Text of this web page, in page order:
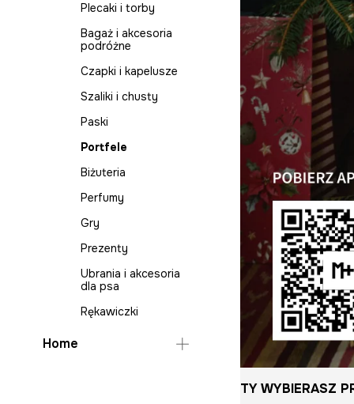
Swetry
T-shirty
Sukienki na wesele
Komplety
Bagaż i akcesoria
podróżne
Czapki i kapelusze
Szaliki i chusty
Perfumy
Rękawiczki
Ubrania i akcesoria
dla psa
Prezenty
Koszule
Kurtki i płaszcze
Plecaki i torby
Bagaż i akcesoria
podróżne
Czapki i kapelusze
Szaliki i chusty
Paski
Portfele
Biżuteria
Perfumy
Gry
Prezenty
Ubrania i akcesoria
dla psa
Rękawiczki
Home
TY WYBIERASZ